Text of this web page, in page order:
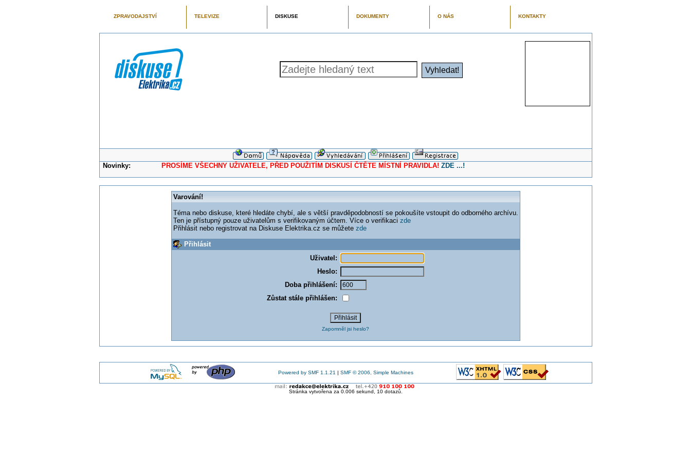
ZPRAVODAJSTVÍ TELEVIZE DISKUSE DOKUMENTY O NÁS KONTAKTY
Novinky: PROSÍME VŠECHNY UŽIVATELE, PŘED POUŽITÍM DISKUSÍ ČTĚTE MÍSTNÍ PRAVIDLA! ZDE ...!
Varování!
Téma nebo diskuse, které hledáte chybí, ale s větší pravděpodobností se pokoušíte vstoupit do odborného archívu.
Ten je přístupný pouze uživatelům s verifikovaným účtem. Více o verifikaci zde
Přihlásit nebo registrovat na Diskuse Elektrika.cz se můžete zde
Přihlásit
Uživatel:
Heslo:
Doba přihlášení:
Zůstat stále přihlášen:
Zapomněl jsi heslo?
Powered by SMF 1.1.21 | SMF © 2006, Simple Machines
Stránka vytvořena za 0.006 sekund, 10 dotazů.